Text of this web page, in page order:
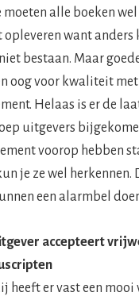
moeten alle boeken wel
opleveren want anders
bestaan. Maar
oog voor kwaliteit met
Helaas is er de
uitgevers
voorop hebben
je ze wel herkennen.
een alarmbel
accepteert
heeft er vast een mooi